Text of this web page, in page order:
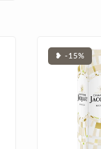
❥ -15%